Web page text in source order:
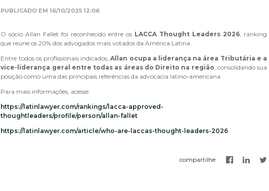
PUBLICADO EM 16/10/2025 12:06
O sócio Allan Fallet foi reconhecido entre os LACCA Thought Leaders 2026, ranking
que reúne os 20% dos advogados mais votados da América Latina.
Entre todos os profissionais indicados,Allan ocupa a liderança na área Tributária e a
vice-liderança geral entre todas as áreas do Direito na região, consolidando sua
posição como uma das principais referências da advocacia latino-americana.
Para mais informações, acesse:
https://latinlawyer.com/rankings/lacca-approved-
thoughtleaders/profile/person/allan-fallet
https://latinlawyer.com/article/who-are-laccas-thought-leaders-2026
compartilhe: